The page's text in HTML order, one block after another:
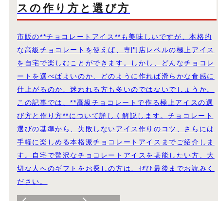
スの作り方と選び方
市販の**チョコレートアイス**も美味しいですが、本格的
な高級チョコレートを使えば、専門店レベルの極上アイス
を自宅で楽しむことができます。しかし、どんなチョコレ
ートを選べばよいのか、どのように作れば滑らかな食感に
仕上がるのか、迷われる方も多いのではないでしょうか。
この記事では、**高級チョコレートで作る極上アイスの選
び方と作り方**について詳しく解説します。チョコレート
選びの基準から、失敗しないアイス作りのコツ、さらには
手軽に楽しめる本格派チョコレートアイスまでご紹介しま
す。自宅で贅沢なチョコレートアイスを堪能したい方、大
切な人へのギフトをお探しの方は、ぜひ最後までお読みく
ださい。